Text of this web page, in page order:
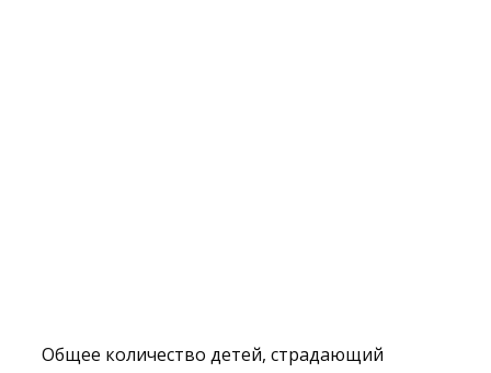
Общее количество детей, страдающий